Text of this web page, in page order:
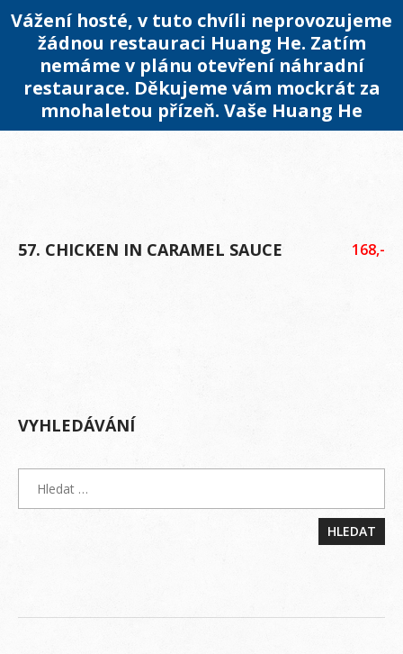
Vážení hosté, v tuto chvíli neprovozujeme
žádnou restauraci Huang He. Zatím
nemáme v plánu otevření náhradní
restaurace. Děkujeme vám mockrát za
mnohaletou přízeň. Vaše Huang He
57. CHICKEN IN CARAMEL SAUCE 168,-
VYHLEDÁVÁNÍ